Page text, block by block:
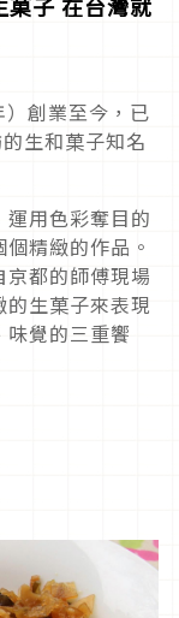
創業至今，已
生和菓子知名
用色彩奪目的
精緻的作品。
都的師傅現場
生菓子來表現
覺的三重饗